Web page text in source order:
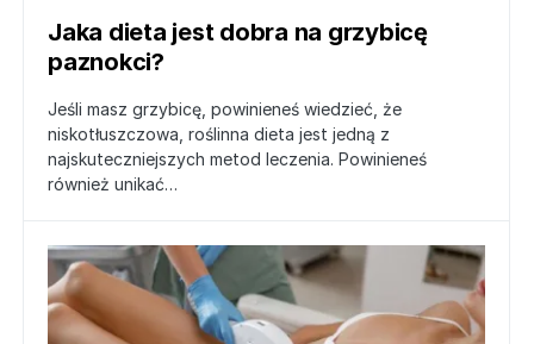
Jaka dieta jest dobra na grzybicę
paznokci?
Jeśli masz grzybicę, powinieneś wiedzieć, że
niskotłuszczowa, roślinna dieta jest jedną z
najskuteczniejszych metod leczenia. Powinieneś
również unikać…